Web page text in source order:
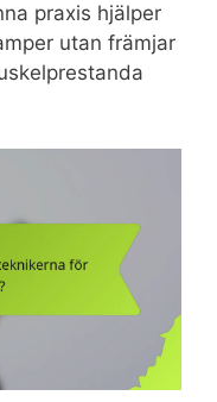
praxis hjälper
utan främjar